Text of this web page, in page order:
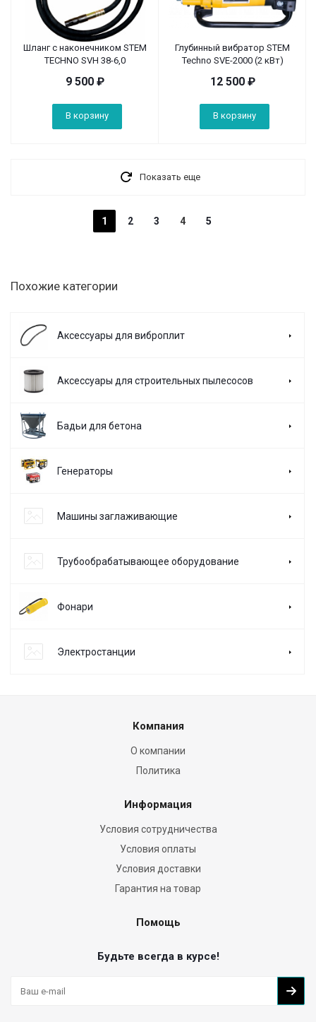
Шланг с наконечником STEM
TECHNO SVH 38-6,0
9 500 ₽
В корзину
Глубинный вибратор STEM
Techno SVE-2000 (2 кВт)
12 500₽
В корзину
Показать еще
1 2 3 4 5
Похожие категории
Аксессуары для виброплит
Аксессуары для строительных пылесосов
Бадьи для бетона
Генераторы
Машины заглаживающие
Трубообрабатывающее оборудование
Фонари
Электростанции
Компания
О компании
Политика
Информация
Условия сотрудничества
Условия оплаты
Условия доставки
Гарантия на товар
Помощь
Будьте всегда в курсе!